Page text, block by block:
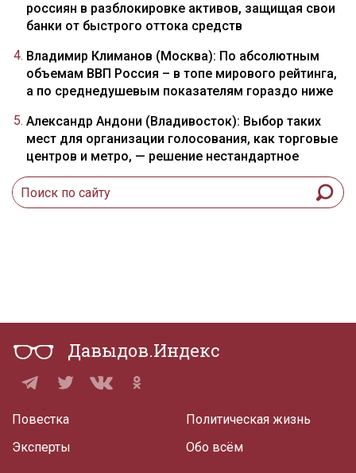
россиян в разблокировке активов, защищая свои
банки от быстрого оттока средств
Владимир Климанов (Москва): По абсолютным
объемам ВВП Россия – в топе мирового рейтинга,
а по среднедушевым показателям гораздо ниже
Александр Андони (Владивосток): Выбор таких
мест для организации голосования, как торговые
центров и метро, — решение нестандартное
Давыдов.Индекс
Повестка
Эксперты
Политическая жизнь
Обо всём